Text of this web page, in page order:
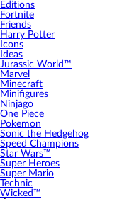
Editions
Fortnite
Friends
Harry Potter
Icons
Ideas
Jurassic World™
Marvel
Minecraft
Minifigures
Ninjago
One Piece
Pokemon
Sonic the Hedgehog
Speed Champions
Star Wars™
Super Heroes
Super Mario
Technic
Wicked™